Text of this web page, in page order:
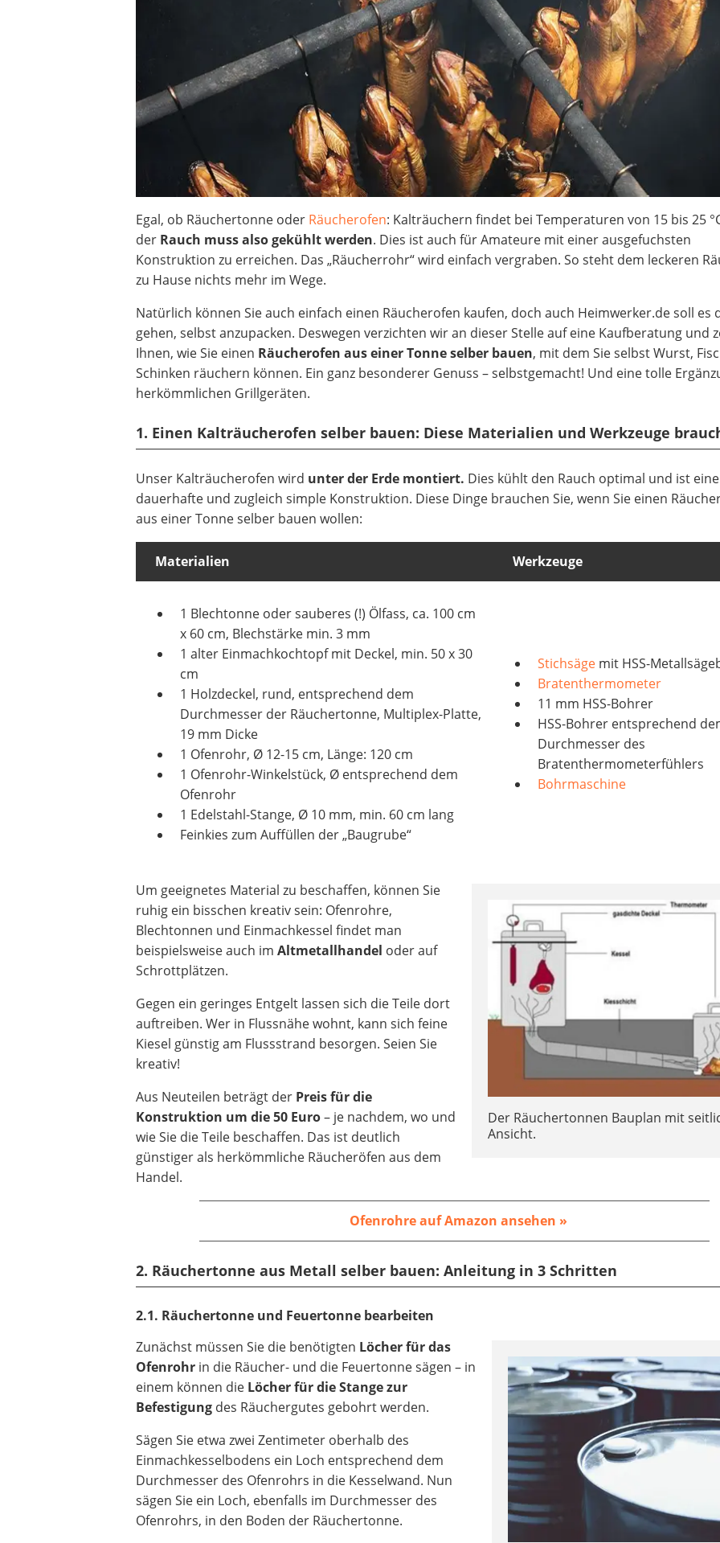
Beheizbare Handschuhe
Egal, ob Räuchertonne oder Räucherofen: Kalträuchern findet bei Temperaturen von 15 bis 25
der Rauch muss also gekühlt werden. Dies ist auch für Amateure mit einer ausgefuchsten
Konstruktion zu erreichen. Das „Räucherrohr“ wird einfach vergraben. So steht dem leckeren
zu Hause nichts mehr im Wege.
Natürlich können Sie auch einfach einen Räucherofen kaufen, doch auch Heimwerker.de soll es
gehen, selbst anzupacken. Deswegen verzichten wir an dieser Stelle auf eine Kaufberatung und
Ihnen, wie Sie einen Räucherofen aus einer Tonne selber bauen, mit dem Sie selbst Wurst,
Schinken räuchern können. Ein ganz besonderer Genuss – selbstgemacht! Und eine tolle
herkömmlichen Grillgeräten.
1. Einen Kalträucherofen selber bauen: Diese Materialien und Werkzeuge
Unser Kalträucherofen wird unter der Erde montiert. Dies kühlt den Rauch optimal und ist eine
dauerhafte und zugleich simple Konstruktion. Diese Dinge brauchen Sie, wenn Sie einen
aus einer Tonne selber bauen wollen:
Materialien Werkzeuge
1 Blechtonne oder sauberes (!) Ölfass, ca. 100 cm
x 60 cm, Blechstärke min. 3 mm
1 alter Einmachkochtopf mit Deckel, min. 50 x 30
cm
1 Holzdeckel, rund, entsprechend dem
Durchmesser der Räuchertonne, Multiplex-Platte,
19 mm Dicke
1 Ofenrohr, Ø 12-15 cm, Länge: 120 cm
1 Ofenrohr-Winkelstück, Ø entsprechend dem
Ofenrohr
1 Edelstahl-Stange, Ø 10 mm, min. 60 cm lang
Feinkies zum Auffüllen der „Baugrube“
Stichsägemit HSS-
Bratenthermometer
11 mm HSS-Bohrer
HSS-Bohrer entsprechend
Durchmesser des
Bratenthermometerfühlers
Bohrmaschine
Der Räuchertonnen Bauplan mit
Ansicht.
Um geeignetes Material zu beschaffen, können Sie
ruhig ein bisschen kreativ sein: Ofenrohre,
Blechtonnen und Einmachkessel findet man
beispielsweise auch imAltmetallhandel oder auf
Schrottplätzen.
Gegen ein geringes Entgelt lassen sich die Teile dort
auftreiben. Wer in Flussnähe wohnt, kann sich feine
Kiesel günstig am Flussstrand besorgen. Seien Sie
kreativ!
Aus Neuteilen beträgt der Preis für die
Konstruktion um die 50 Euro– je nachdem, wo und
wie Sie die Teile beschaffen. Das ist deutlich
günstiger als herkömmliche Räucheröfen aus dem
Handel.
Ofenrohre auf Amazon ansehen »
2. Räuchertonne aus Metall selber bauen: Anleitung in 3 Schritten
2.1. Räuchertonne und Feuertonne bearbeiten
Zunächst müssen Sie die benötigten Löcher für das
Ofenrohr in die Räucher- und die Feuertonne sägen – in
einem können die Löcher für die Stange zur
Befestigung des Räuchergutes gebohrt werden.
Sägen Sie etwa zwei Zentimeter oberhalb des
Einmachkesselbodens ein Loch entsprechend dem
Durchmesser des Ofenrohrs in die Kesselwand. Nun
sägen Sie ein Loch, ebenfalls im Durchmesser des
Ofenrohrs, in den Boden der Räuchertonne.